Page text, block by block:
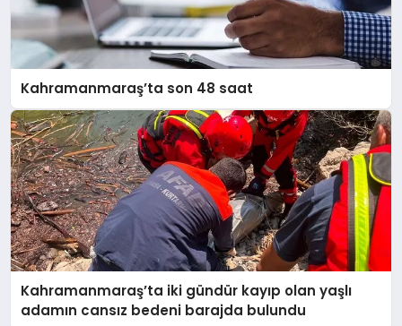
Kahramanmaraş’ta son 48 saat
Kahramanmaraş’ta iki gündür kayıp olan yaşlı
adamın cansız bedeni barajda bulundu